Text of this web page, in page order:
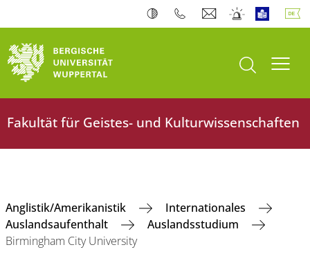
Suche öffnen
Fakultät für Geistes- und Kulturwissenschaften
Anglistik/Amerikanistik
Internationales
Auslandsaufenthalt
Auslandsstudium
Birmingham City University